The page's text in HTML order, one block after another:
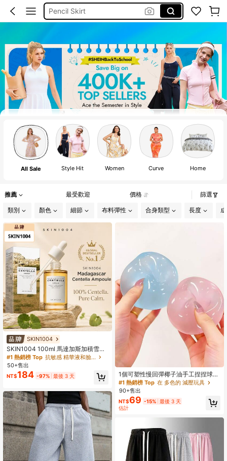
莫代爾長褲
洋裝
銀色背心
Care Bears
孕婦裝
Under Armour
All Sale Style Hit Women Curve Home
推薦 最受歡迎 價格 篩選
類別 顏色 細節 布料彈性 合身類型 長度
SKIN1004
SKIN1004 100ml 馬達加斯加積雪草
深層修復精華液，保濕修復，面部精
華，不刺激，面部護理，男女皆宜，
日夜使用
#1 熱銷榜 Top
抗敏感 精華液和臉部護理
50+售出
NT$184 -97% 最後 3 天
1個可塑性慢回彈椰子油手工捏捏球，
紓壓玩具，指尖玩具，手部壓力緩
解，復活節玩具，捏捏玩具，壓力緩
解玩具，焦慮與放鬆，派對禮物，禮
物袋填充獎品，生日，柔軟可擠壓玩
具
#1 熱銷榜 Top 在 多色的 減壓玩具
90+售出
NT$69 -15% 最後 3 天
估計